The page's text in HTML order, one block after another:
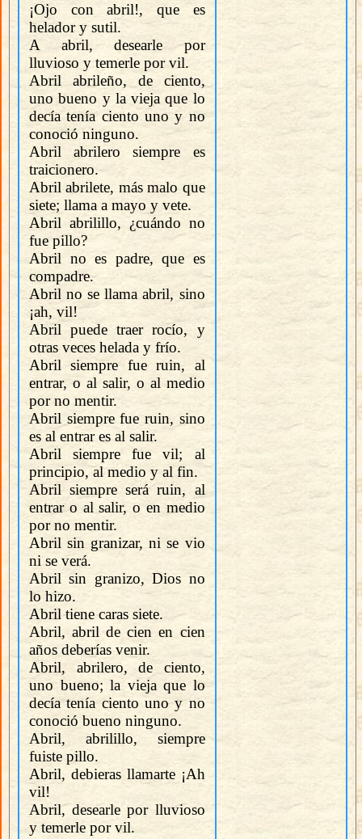
¡Ojo con abril!, que es
helador y sutil.
A abril, desearle por
lluvioso y temerle por vil.
Abril abrileño, de ciento,
uno bueno y la vieja que lo
decía tenía ciento uno y no
conoció ninguno.
Abril abrilero siempre es
traicionero.
Abril abrilete, más malo que
siete; llama a mayo y vete.
Abril abrilillo, ¿cuándo no
fue pillo?
Abril no es padre, que es
compadre.
Abril no se llama abril, sino
¡ah, vil!
Abril puede traer rocío, y
otras veces helada y frío.
Abril siempre fue ruin, al
entrar, o al salir, o al medio
por no mentir.
Abril siempre fue ruin, sino
es al entrar es al salir.
Abril siempre fue vil; al
principio, al medio y al fin.
Abril siempre será ruin, al
entrar o al salir, o en medio
por no mentir.
Abril sin granizar, ni se vio
ni se verá.
Abril sin granizo, Dios no
lo hizo.
Abril tiene caras siete.
Abril, abril de cien en cien
años deberías venir.
Abril, abrilero, de ciento,
uno bueno; la vieja que lo
decía tenía ciento uno y no
conoció bueno ninguno.
Abril, abrilillo, siempre
fuiste pillo.
Abril, debieras llamarte ¡Ah
vil!
Abril, desearle por lluvioso
y temerle por vil.